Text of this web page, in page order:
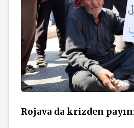
Rojava da krizden